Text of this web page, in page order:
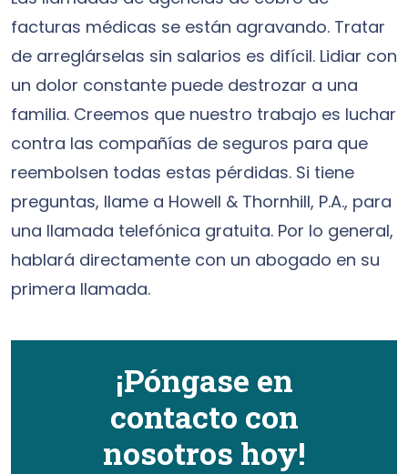
facturas médicas se están agravando. Tratar
de arreglárselas sin salarios es difícil. Lidiar con
un dolor constante puede destrozar a una
familia. Creemos que nuestro trabajo es luchar
contra las compañías de seguros para que
reembolsen todas estas pérdidas. Si tiene
preguntas, llame a Howell & Thornhill, P.A., para
una llamada telefónica gratuita. Por lo general,
hablará directamente con un abogado en su
primera llamada.
¡Póngase en
contacto con
nosotros hoy!